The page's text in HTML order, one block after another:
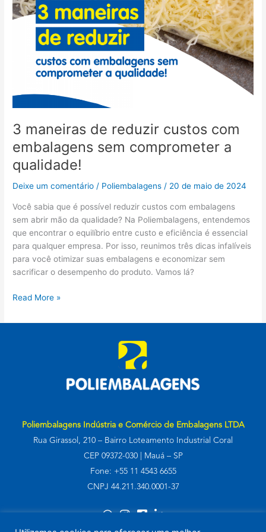
3 maneiras de reduzir custos com
embalagens sem comprometer a
qualidade!
Deixe um comentário / Poliembalagens/ 20 de maio de 2024
Você sabia que é possível reduzir custos com embalagens
sem abrir mão da qualidade? Na Poliembalagens, entendemos
que encontrar o equilíbrio entre custo e eficiência é essencial
para qualquer empresa. Por isso, reunimos três dicas infalíveis
para você otimizar suas embalagens e economizar sem
sacrificar o desempenho do produto. Vamos lá?
qualidade!
Read More »
Poliembalagens Indústria e Comércio de Embalagens LTDA
Rua Girassol, 210 – Bairro Loteamento Industrial Coral
CEP 09372-030 | Mauá – SP
Fone: +55 11 4543 6655
CNPJ 44.211.340.0001-37